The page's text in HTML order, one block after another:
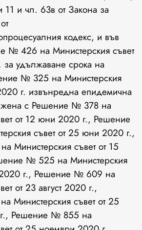
и чл. 63в от Закона за
кодекс, и във
№ 426 на Министерския съвет
удължаване срока на
№ 325 на Министерския
г. извънредна епидемична
с Решение № 378 на
от 12 юни 2020 г., Решение
съвет от 25 юни 2020 г.,
Министерския съвет от 15
№ 525 на Министерския
г., Решение № 609 на
от 23 август 2020 г.,
Министерския съвет от 25
Решение № 855 на